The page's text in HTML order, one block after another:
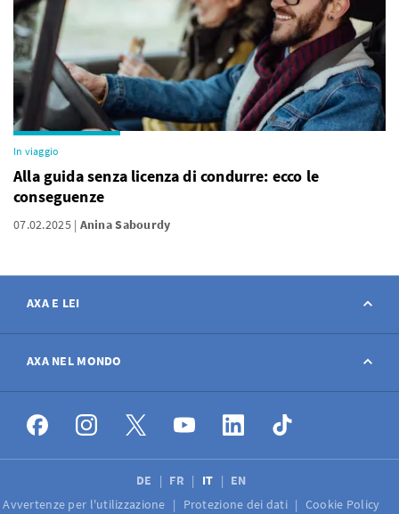
In viaggio
Alla guida senza licenza di condurre: ecco le
conseguenze
07.02.2025 Anina Sabourdy
AXA E LEI
Contatto
Avviso sinistro
Offerte di lavoro
AXA NEL MONDO
AXA nel mondo
DE FR IT
EN
Avvertenze per l'utilizzazione
Protezione dei dati
Cookie Policy